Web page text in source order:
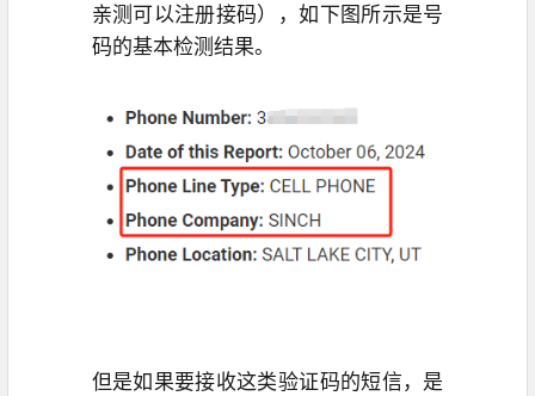
亲测可以注册接码），如下图所示是号
码的基本检测结果。
但是如果要接收这类验证码的短信，是